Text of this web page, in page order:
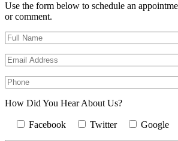
Use the form below to schedule an
or comment.
How Did You Hear About Us?
Facebook Twitter Google